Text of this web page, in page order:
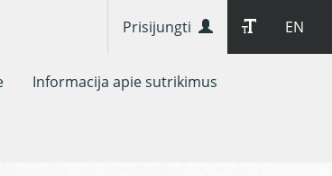
EN
Prisijungti
Informacija apie sutrikimus